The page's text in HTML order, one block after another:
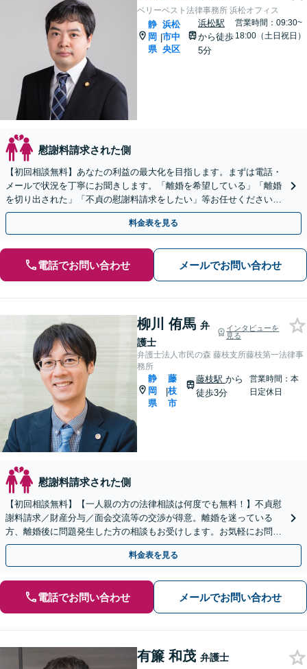
ベリーベスト法律事務所 浜松オフィス
静
岡
県
|
浜松
市中
央区
浜松駅
から徒歩
5分
営業時間：09:30~
18:00（土日祝日）
慰謝料請求された側
【初回相談無料】あなたの利益の最大化を目指します。まずは電話・
メールで状況を丁寧にお聞きします。「離婚を希望している」「離婚
を切り出された」「不貞の慰謝料請求をしたい」等お任せください。
【リーズナブルな料金設定】
料金表を見る
電話でお問い合わせ メールでお問い合わせ
柳川 侑馬 弁
護士
インタビューを
見る
弁護士法人市民の森 藤枝支所藤枝第一法律事
務所
静
岡
県
|
藤
枝
市
藤枝駅から
徒歩3分
営業時間：本
日定休日
慰謝料請求された側
【初回相談無料】【一人親の方の法律相談は何度でも無料！】不貞慰
謝料請求／財産分与／面会交流等の交渉が得意。離婚を迷っている
方、離婚後に問題発生した方の相談もお受けします。お気軽にお問い
合わせください【完全個室相談】【藤枝駅1分】
料金表を見る
電話でお問い合わせ メールでお問い合わせ
有簾 和茂 弁護士